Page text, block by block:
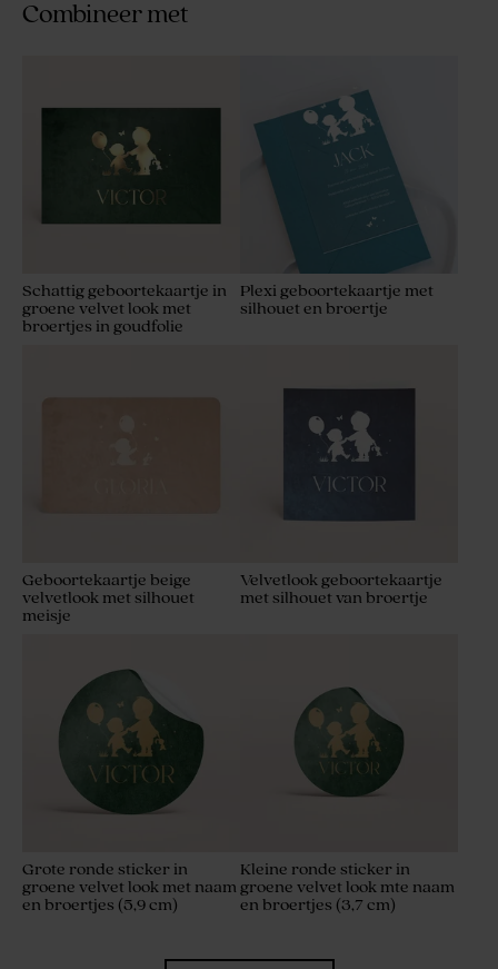
Combineer met
Schattig geboortekaartje in
groene velvet look met
broertjes in goudfolie
Plexi geboortekaartje met
silhouet en broertje
Geboortekaartje beige
velvetlook met silhouet
meisje
Velvetlook geboortekaartje
met silhouet van broertje
Grote ronde sticker in
groene velvet look met naam
en broertjes (5,9 cm)
Kleine ronde sticker in
groene velvet look mte naam
en broertjes (3,7 cm)